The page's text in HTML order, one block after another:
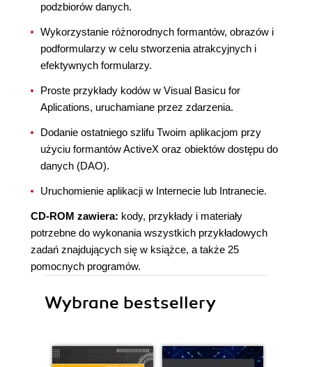
podzbiorów danych.
Wykorzystanie różnorodnych formantów, obrazów i
podformularzy w celu stworzenia atrakcyjnych i
efektywnych formularzy.
Proste przykłady kodów w Visual Basicu for
Aplications, uruchamiane przez zdarzenia.
Dodanie ostatniego szlifu Twoim aplikacjom przy
użyciu formantów ActiveX oraz obiektów dostępu do
danych (DAO).
Uruchomienie aplikacji w Internecie lub Intranecie.
CD-ROM zawiera: kody, przykłady i materiały
potrzebne do wykonania wszystkich przykładowych
zadań znajdujących się w książce, a także 25
pomocnych programów.
Wybrane bestsellery